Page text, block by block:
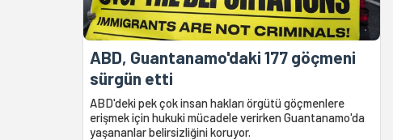
ABD, Guantanamo'daki 177 göçmeni
sürgün etti
ABD'deki pek çok insan hakları örgütü göçmenlere
erişmek için hukuki mücadele verirken Guantanamo'da
yaşananlar belirsizliğini koruyor.